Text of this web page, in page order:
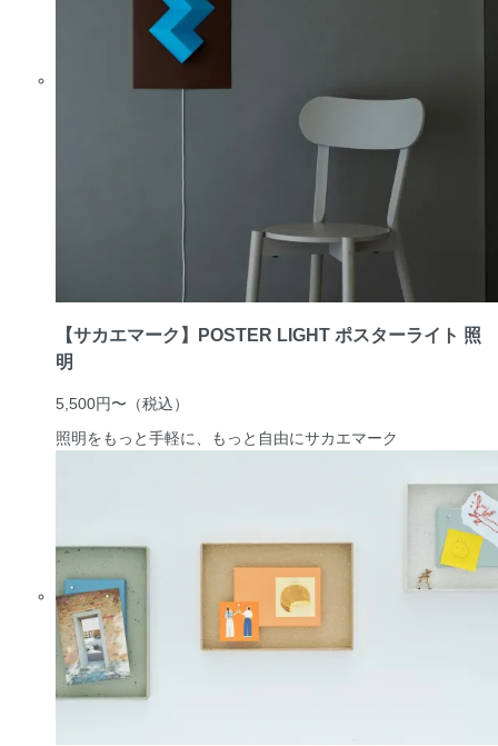
【サカエマーク】POSTER LIGHT ポスターライト 照
明
5,500円〜 （税込）
照明をもっと手軽に、もっと自由にサカエマーク